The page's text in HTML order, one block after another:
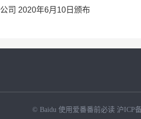
司 2020年6月10日颁布
© Baidu 使用爱番番前必读 沪ICP